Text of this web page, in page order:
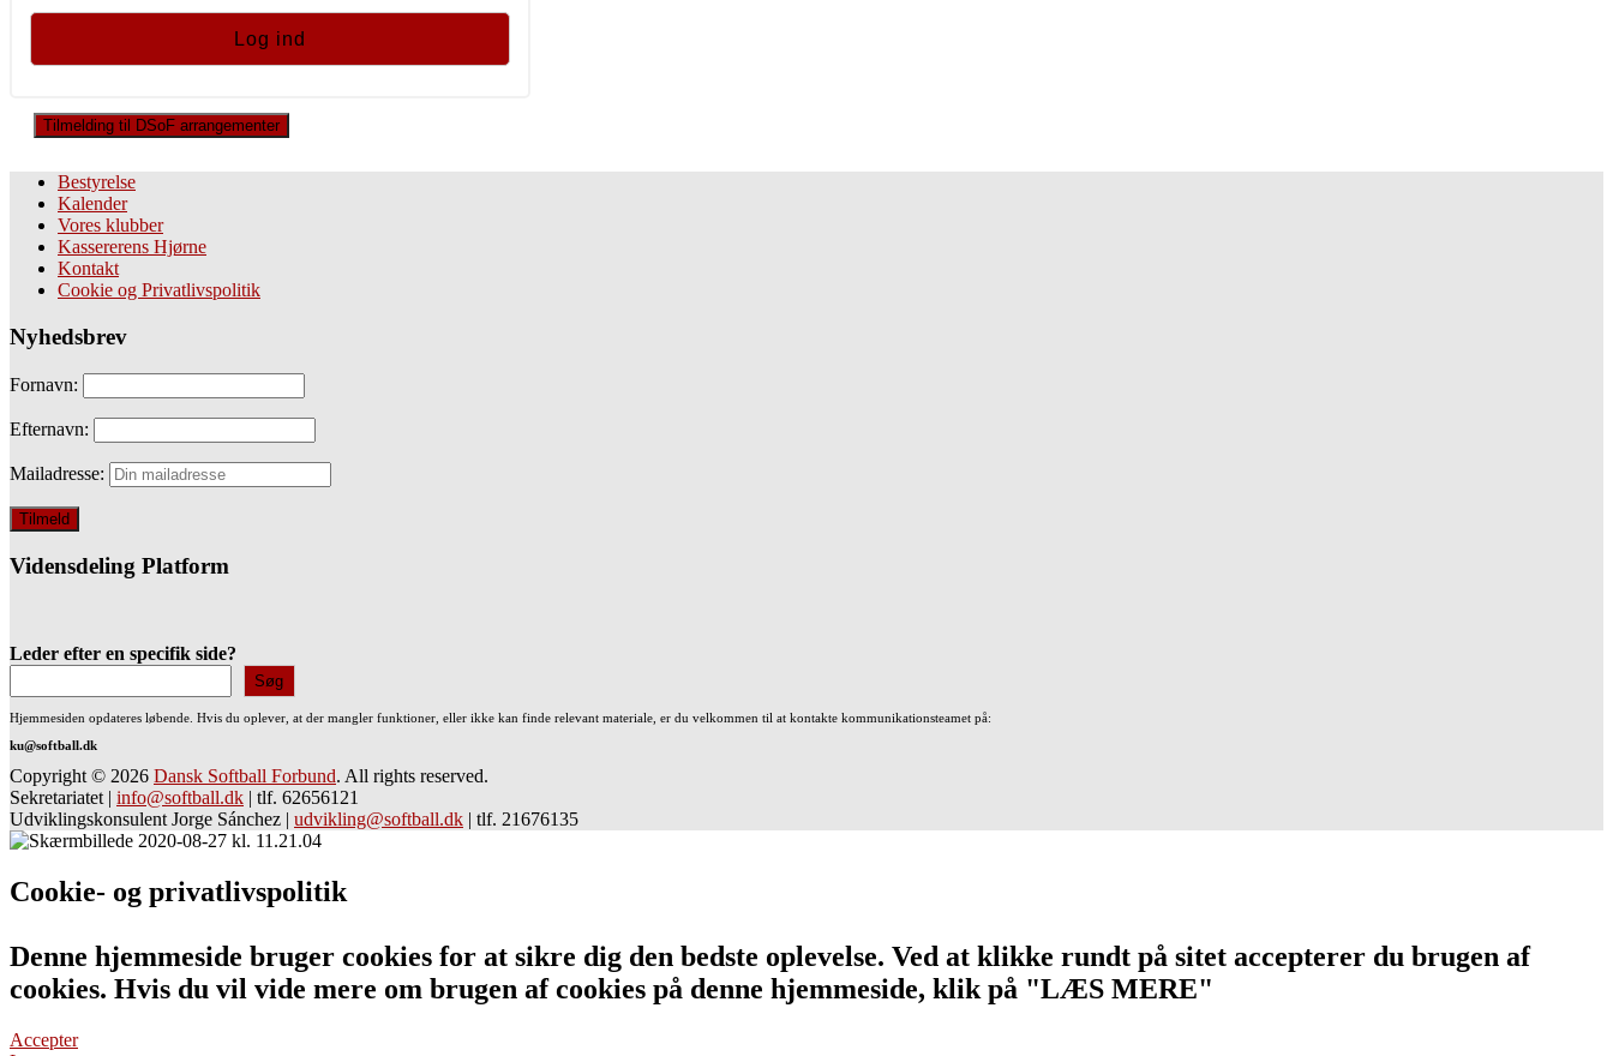
Tilmelding til DSoF arrangementer
Bestyrelse
Kalender
Vores klubber
Kassererens Hjørne
Kontakt
Cookie og Privatlivspolitik
Nyhedsbrev
Fornavn:
Efternavn:
Mailadresse:
Vidensdeling Platform
Leder efter en specifik side?
Søg
Hjemmesiden opdateres løbende. Hvis du oplever, at der mangler funktioner, eller ikke kan finde relevant materiale, er du velkommen til at kontakte kommunikationsteamet på:
ku@softball.dk
Copyright © 2026 Dansk Softball Forbund. All rights reserved.
Sekretariatet | info@softball.dk | tlf. 62656121
Udviklingskonsulent Jorge Sánchez | udvikling@softball.dk | tlf. 21676135
Cookie- og privatlivspolitik
Denne hjemmeside bruger cookies for at sikre dig den bedste oplevelse. Ved at klikke rundt på sitet accepterer du brugen af
cookies. Hvis du vil vide mere om brugen af cookies på denne hjemmeside, klik på "LÆS MERE"
Accepter